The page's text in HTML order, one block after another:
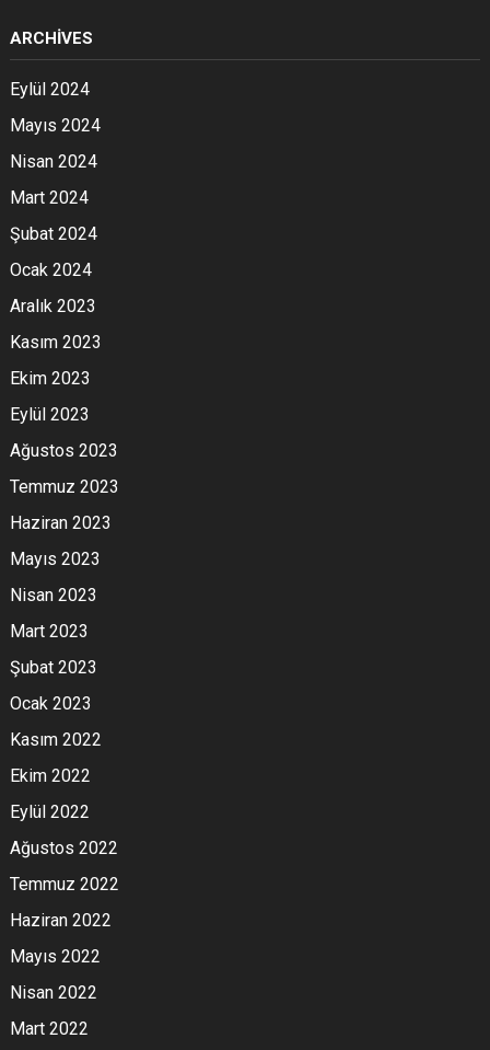
ARCHIVES
Eylül 2024
Mayıs 2024
Nisan 2024
Mart 2024
Şubat 2024
Ocak 2024
Aralık 2023
Kasım 2023
Ekim 2023
Eylül 2023
Ağustos 2023
Temmuz 2023
Haziran 2023
Mayıs 2023
Nisan 2023
Mart 2023
Şubat 2023
Ocak 2023
Kasım 2022
Ekim 2022
Eylül 2022
Ağustos 2022
Temmuz 2022
Haziran 2022
Mayıs 2022
Nisan 2022
Mart 2022